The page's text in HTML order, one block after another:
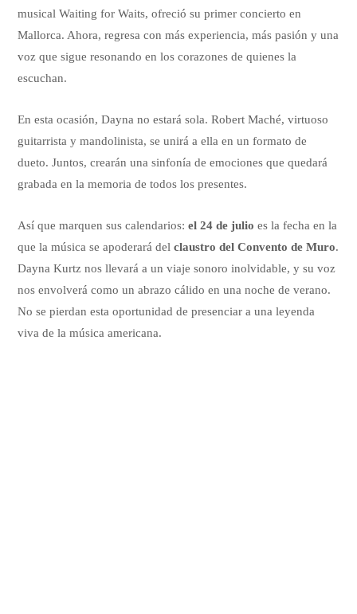
musical Waiting for Waits, ofreció su primer concierto en
Mallorca. Ahora, regresa con más experiencia, más pasión y una
voz que sigue resonando en los corazones de quienes la
escuchan.
En esta ocasión, Dayna no estará sola. Robert Maché, virtuoso
guitarrista y mandolinista, se unirá a ella en un formato de
dueto. Juntos, crearán una sinfonía de emociones que quedará
grabada en la memoria de todos los presentes.
Así que marquen sus calendarios:el 24 de julio es la fecha en la
que la música se apoderará delclaustro del Convento de Muro.
Dayna Kurtz nos llevará a un viaje sonoro inolvidable, y su voz
nos envolverá como un abrazo cálido en una noche de verano.
No se pierdan esta oportunidad de presenciar a una leyenda
viva de la música americana.